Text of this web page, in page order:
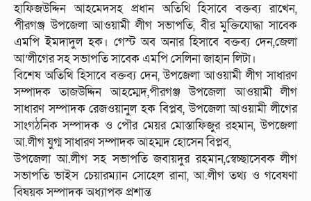
হাফিজউদ্দিন আহমেদসহ প্রধান অতিথি হিসাবে বক্তব্য রাখেন,
পীরগঞ্জ উপজেলা আওয়ামী লীগ সভাপতি, বীর মুক্তিযোদ্ধা সাবেক
এমপি ইমদাদুল হক। গেস্ট অব অনার হিসাবে বক্তব্য দেন,জেলা
আ’লীগের সহ সভাপতি সাবেক এমপি সেলিনা জাহান লিটা।
বিশেষ অতিথি হিসাবে বক্তব্য দেন, উপজেলা আওয়ামী লীগ সাধারণ
সম্পাদক তাজউদ্দিন আহম্মেদ,পীরগঞ্জ উপজেলা আওয়ামী লীগ
সাধারণ সম্পাদক রেজওয়ানুল হক বিপ্লব, উপজেলা আওয়ামী লীগের
সাংগঠনিক সম্পাদক ও পৌর মেয়র মোস্তাফিজুর রহমান, উপজেলা
আ.লীগ যুগ্ম সাধারণ সম্পাদক আহম্মদ হোসেন বিপ্লব,
উপজেলা আ.লীগ সহ সভাপতি জবায়দুর রহমান,স্বেচ্ছাসেবক লীগ
সভাপতি ভাইস চেয়ারম্যান সোহেল রানা, আ.লীগ তথ্য ও গবেষণা
বিষয়ক সম্পাদক অধ্যাপক প্রশান্ত